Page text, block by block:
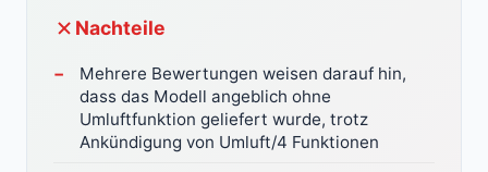
Nachteile
Mehrere Bewertungen weisen darauf hin,
dass das Modell angeblich ohne
Umluftfunktion geliefert wurde, trotz
Ankündigung von Umluft/4 Funktionen